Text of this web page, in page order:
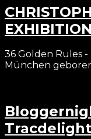
EXHIBITION
36 Golden Rules -
München